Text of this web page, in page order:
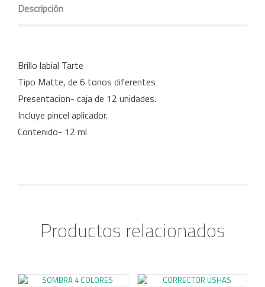
Descripción
Brillo labial Tarte
Tipo Matte, de 6 tonos diferentes
Presentacion- caja de 12 unidades.
Incluye pincel aplicador.
Contenido- 12 ml
Productos relacionados